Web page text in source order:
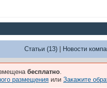
Статьи (13)| Новости
бесплатно.
размещения или Закажите